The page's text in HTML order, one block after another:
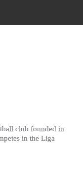
club founded in
in the Liga